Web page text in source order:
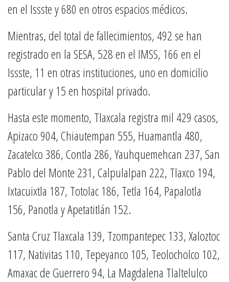
en el Issste y 680 en otros espacios médicos.
Mientras, del total de fallecimientos, 492 se han
registrado en la SESA, 528 en el IMSS, 166 en el
Issste, 11 en otras instituciones, uno en domicilio
particular y 15 en hospital privado.
Hasta este momento, Tlaxcala registra mil 429 casos,
Apizaco 904, Chiautempan 555, Huamantla 480,
Zacatelco 386, Contla 286, Yauhquemehcan 237, San
Pablo del Monte 231, Calpulalpan 222, Tlaxco 194,
Ixtacuixtla 187, Totolac 186, Tetla 164, Papalotla
156, Panotla y Apetatitlán 152.
Santa Cruz Tlaxcala 139, Tzompantepec 133, Xaloztoc
117, Nativitas 110, Tepeyanco 105, Teolocholco 102,
Amaxac de Guerrero 94, La Magdalena Tlaltelulco